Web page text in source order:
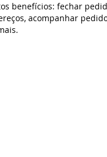
benefícios: fechar
acompanhar